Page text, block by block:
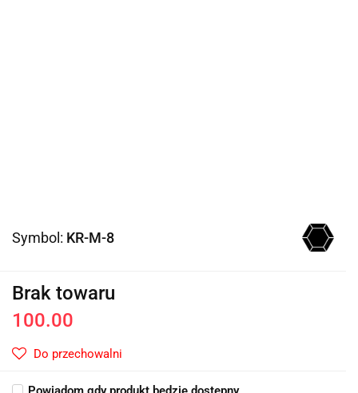
Symbol: KR-M-8
Brak towaru
100.00
Do przechowalni